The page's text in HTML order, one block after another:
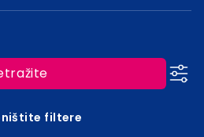
filtere